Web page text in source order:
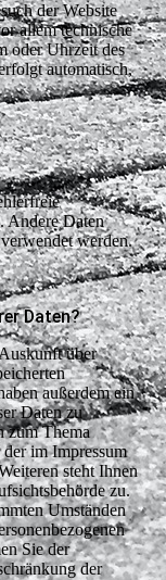
der Website
allem technische
oder Uhrzeit des
automatisch,
Andere Daten
werden.
Daten?
über
außerdem ein
Daten zu
zum Thema
im Impressum
steht Ihnen
zu.
Umständen
Sie der
der